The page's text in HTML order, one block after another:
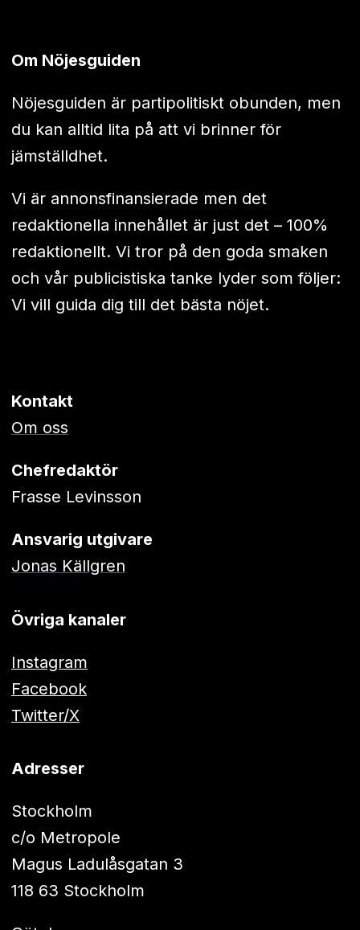
Om Nöjesguiden
Nöjesguiden är partipolitiskt obunden, men
du kan alltid lita på att vi brinner för
jämställdhet.
Vi är annonsfinansierade men det
redaktionella innehållet är just det – 100%
redaktionellt. Vi tror på den goda smaken
och vår publicistiska tanke lyder som följer:
Vi vill guida dig till det bästa nöjet.
Kontakt
Om oss
Chefredaktör
Frasse Levinsson
Ansvarig utgivare
Jonas Källgren
Övriga kanaler
Instagram
Facebook
Twitter/X
Adresser
Stockholm
c/o Metropole
Magus Ladulåsgatan 3
118 63 Stockholm